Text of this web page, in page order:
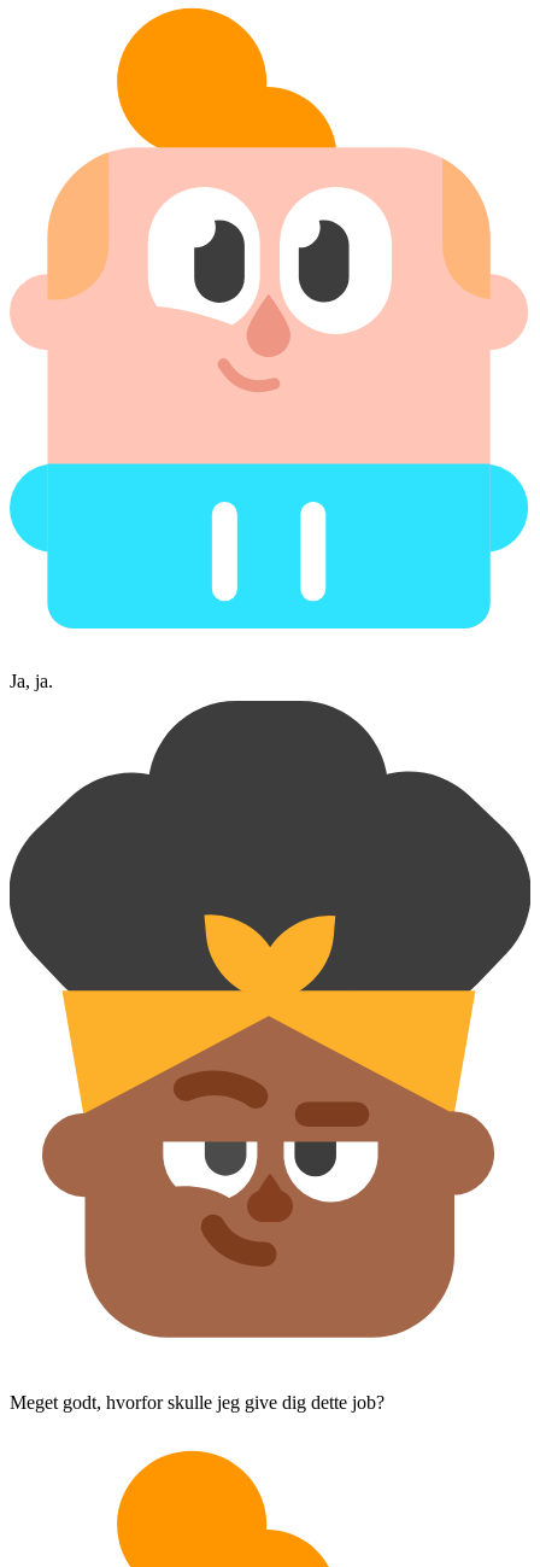
Ja, ja.
Meget godt, hvorfor skulle jeg give dig dette job?